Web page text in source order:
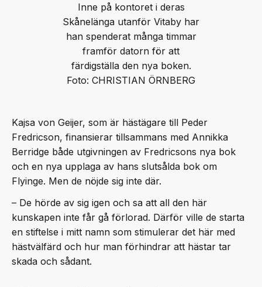
Inne på kontoret i deras
Skånelänga utanför Vitaby har
han spenderat många timmar
framför datorn för att
färdigställa den nya boken.
Foto: CHRISTIAN ÖRNBERG
Kajsa von Geijer, som är hästägare till Peder
Fredricson, finansierar tillsammans med Annikka
Berridge både utgivningen av Fredricsons nya bok
och en nya upplaga av hans slutsålda bok om
Flyinge. Men de nöjde sig inte där.
– De hörde av sig igen och sa att all den här
kunskapen inte får gå förlorad. Därför ville de starta
en stiftelse i mitt namn som stimulerar det här med
hästvälfärd och hur man förhindrar att hästar tar
skada och sådant.